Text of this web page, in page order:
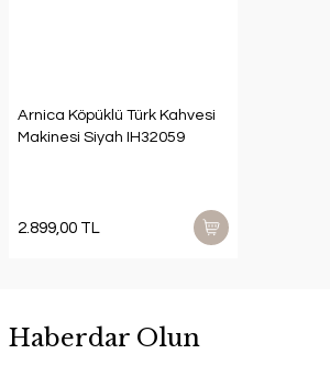
Arnica Köpüklü Türk Kahvesi
Makinesi Siyah IH32059
2.899,00 TL
Haberdar Olun